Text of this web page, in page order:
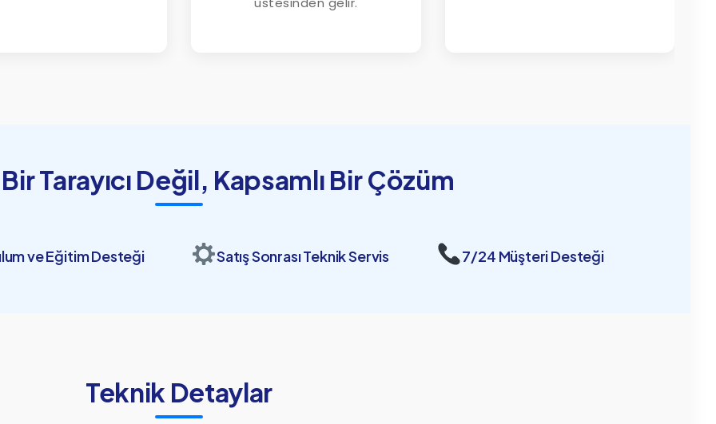
Tarayıcı Değil, Kapsamlı Bir Çözüm
ve Eğitim Desteği Satış Sonrası Teknik Servis 7/24 Müşteri Desteği
Teknik Detaylar